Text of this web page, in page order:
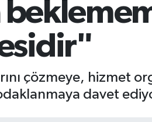
çözmeye, hizmet
davet